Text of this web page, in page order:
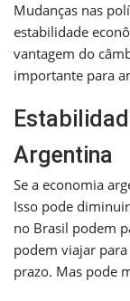
Mudanças nas
estabilidade
vantagem do
importante para
Argentina
Se a economia
Isso pode
no Brasil podem
podem viajar
prazo. Mas pode